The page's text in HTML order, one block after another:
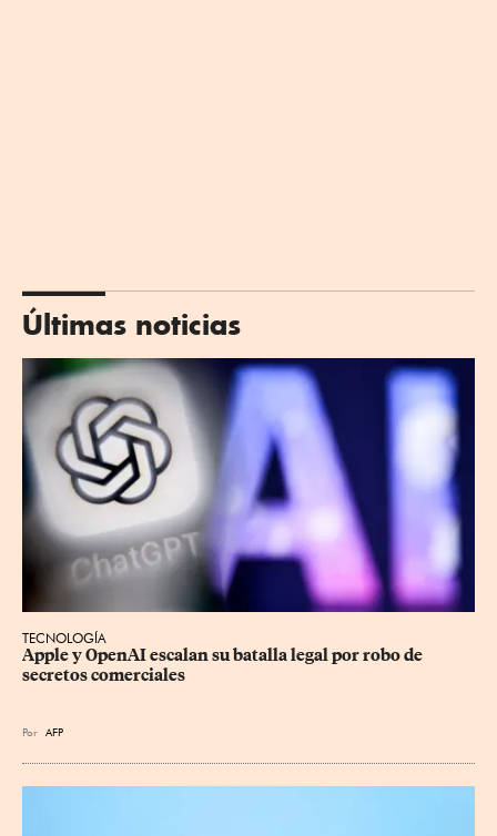
Últimas noticias
TECNOLOGÍA
Apple y OpenAI escalan su batalla legal por robo de
secretos comerciales
Por AFP